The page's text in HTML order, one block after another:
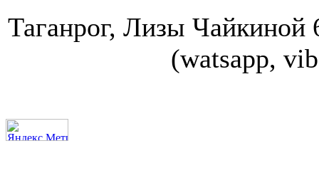
Таганрог, Лизы
(watsapp,